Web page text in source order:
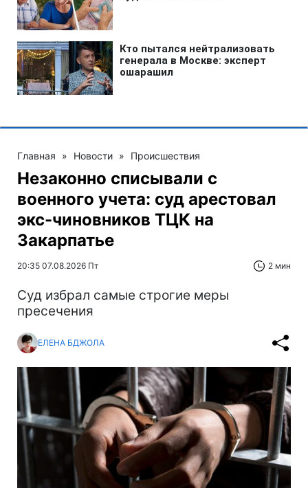
Главная » Новости » Происшествия
Незаконно списывали с
военного учета: суд арестовал
экс-чиновников ТЦК на
Закарпатье
20:35 07.08.2026 Пт 2 мин
Суд избрал самые строгие меры
пресечения
ЕЛЕНА БДЖОЛА